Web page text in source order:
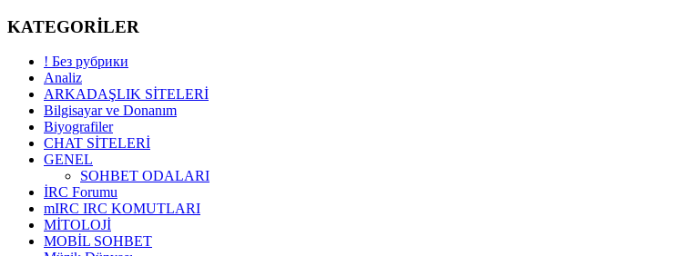
KATEGORİLER
! Без рубрики
Analiz
ARKADAŞLIK SİTELERİ
Bilgisayar ve Donanım
Biyografiler
CHAT SİTELERİ
GENEL
SOHBET ODALARI
İRC Forumu
mIRC IRC KOMUTLARI
MİTOLOJİ
MOBİL SOHBET